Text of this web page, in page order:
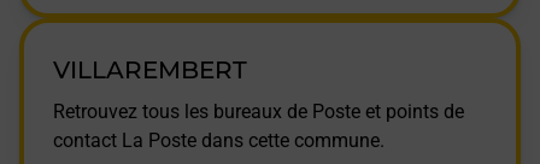
VILLAREMBERT
Retrouvez tous les bureaux de Poste et points de
contact La Poste dans cette commune.